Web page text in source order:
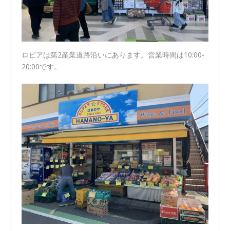
ロピアは第2産業道路沿いにあります。営業時間は10:00-
20:00です。